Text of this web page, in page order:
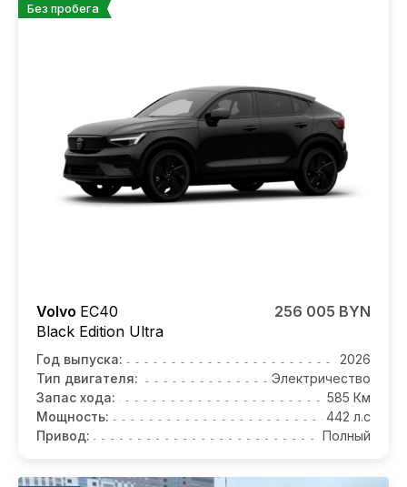
Без пробега
Volvo EC40
Black Edition Ultra
256 005 BYN
Год выпуска:
2026
Тип двигателя:
Электричество
Запас хода:
585 Км
Мощность:
442 л.с
Привод:
Полный